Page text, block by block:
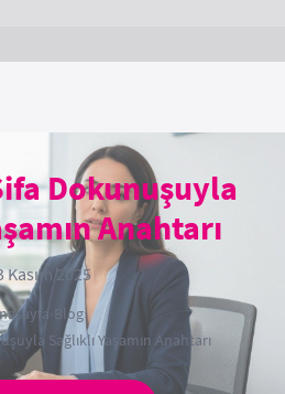
Dokunuşuyla
Anahtarı
Kasım 2025
Blog›
Sağlıklı Yaşamın Anahtarı